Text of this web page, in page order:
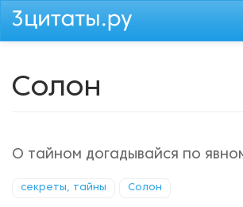
Перейти
Солон
О тайном догадывайся по
секреты, тайны Солон